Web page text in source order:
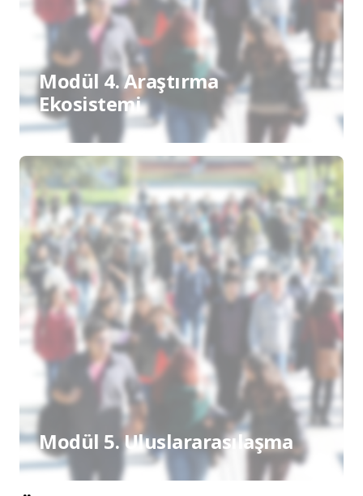
Modül 4. Araştırma
Ekosistemi
Modül 5. Uluslararasılaşma